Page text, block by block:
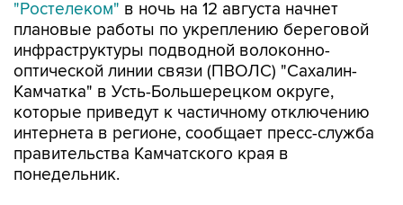
инфраструктуры подводной волоконно-
оптической линии связи (ПВОЛС) "Сахалин-
Камчатка" в Усть-Большерецком округе,
которые приведут к частичному отключению
интернета в регионе, сообщает пресс-служба
правительства Камчатского края в
понедельник.
"В ночь на 12 августа, приблизительно в